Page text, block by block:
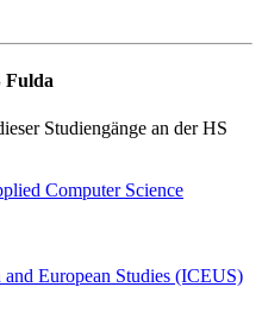
Fulda
Studiengänge an der HS
Computer Science
European Studies (ICEUS)